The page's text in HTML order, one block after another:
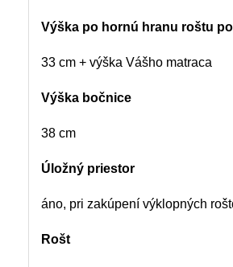
Výška po hornú hranu roštu
33 cm + výška Vášho matraca
Výška bočnice
38 cm
Úložný priestor
áno, pri zakúpení výklopných
Rošt